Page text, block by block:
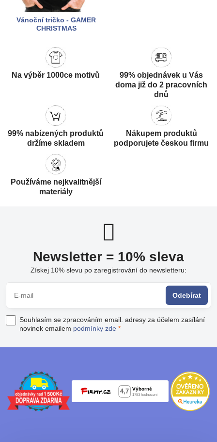
Vánoční tričko - GAMER
CHRISTMAS
Na výběr 1000ce motivů
99% objednávek u Vás
doma již do 2 pracovních
dnů
99% nabízených produktů
držíme skladem
Nákupem produktů
podporujete českou firmu
Používáme nejkvalitnější
materiály
Newsletter = 10% sleva
Získej 10% slevu po zaregistrování do newsletteru:
Odebírat
Souhlasím se zpracováním email. adresy za účelem zasílání
novinek emailem podmínky zde *